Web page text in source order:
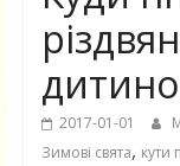
2017-01-01
Зимові свята, кути